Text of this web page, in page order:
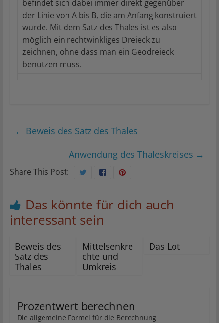
befindet sich dabei immer direkt gegenüber
der Linie von A bis B, die am Anfang konstruiert
wurde. Mit dem Satz des Thales ist es also
möglich ein rechtwinkliges Dreieck zu
zeichnen, ohne dass man ein Geodreieck
benutzen muss.
← Beweis des Satz des Thales
Anwendung des Thaleskreises →
Share This Post:
Das könnte für dich auch
interessant sein
Beweis des
Satz des
Thales
Mittelsenkre
chte und
Umkreis
Das Lot
Prozentwert berechnen
Die allgemeine Formel für die Berechnung